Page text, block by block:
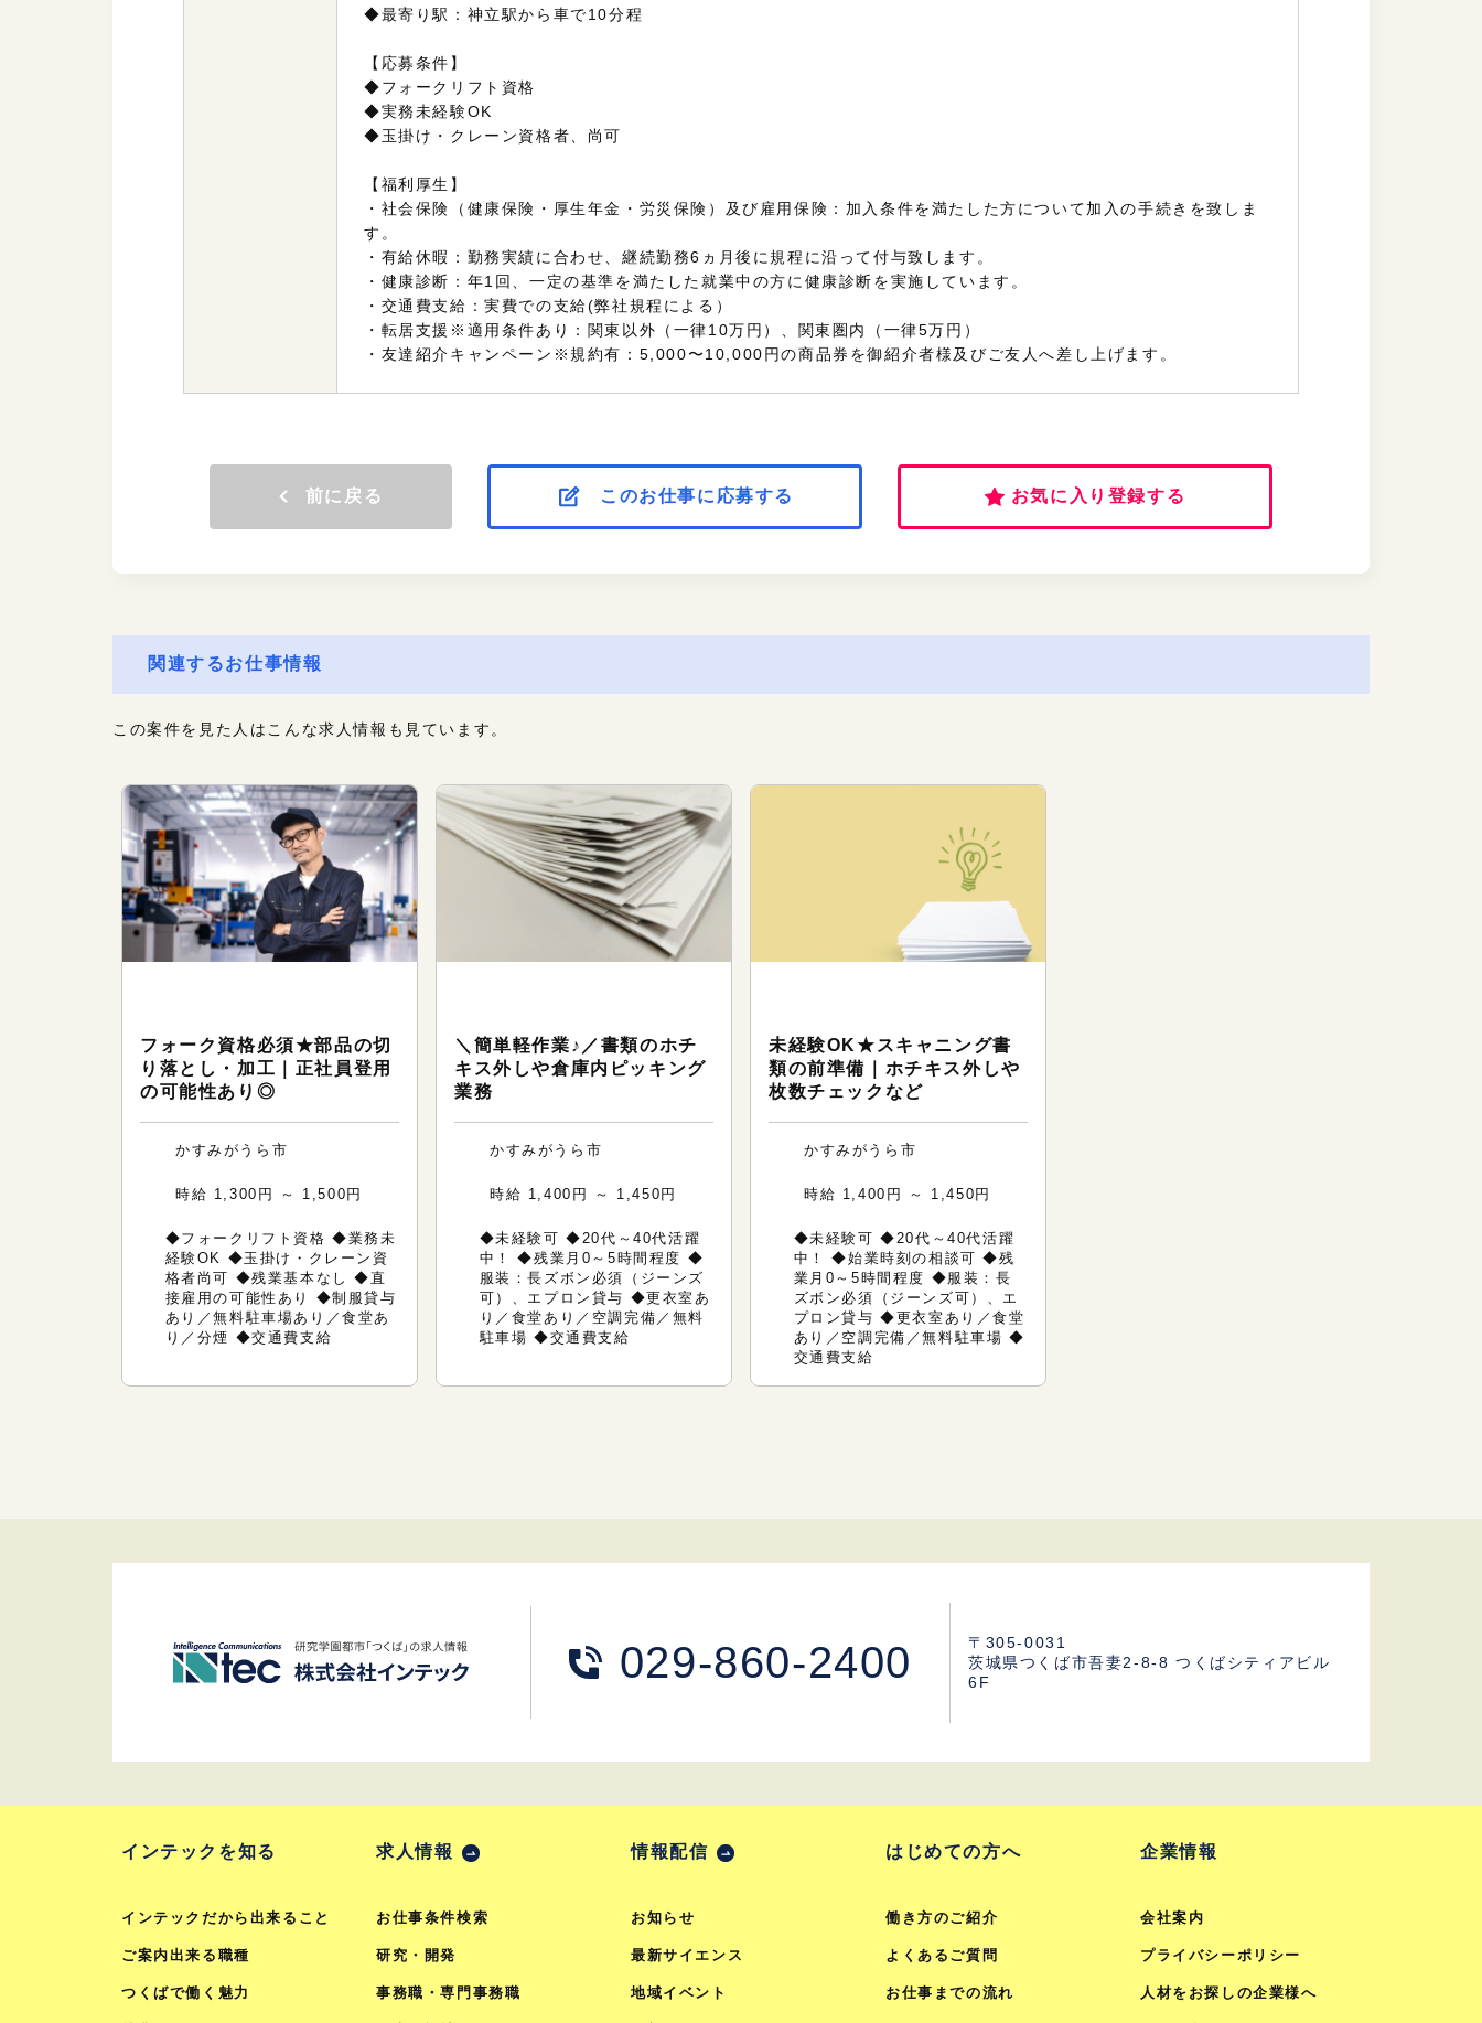
◆最寄り駅：神立駅から車で10分程
【応募条件】
◆フォークリフト資格
◆実務未経験OK
◆玉掛け・クレーン資格者、尚可
【福利厚生】
・社会保険（健康保険・厚生年金・労災保険）及び雇用保険：加入条件を満たした方について加入の手続きを致しま
す。
・有給休暇：勤務実績に合わせ、継続勤務6ヵ月後に規程に沿って付与致します。
・健康診断：年1回、一定の基準を満たした就業中の方に健康診断を実施しています。
・交通費支給：実費での支給(弊社規程による）
・転居支援※適用条件あり：関東以外（一律10万円）、関東圏内（一律5万円）
・友達紹介キャンペーン※規約有：5,000〜10,000円の商品券を御紹介者様及びご友人へ差し上げます。
前に戻る このお仕事に応募する お気に入り登録する
関連するお仕事情報
この案件を見た人はこんな求人情報も見ています。
フォーク資格必須★部品の切
り落とし・加工｜正社員登用
の可能性あり◎
かすみがうら市
時給 1,300円 ～ 1,500円
◆フォークリフト資格 ◆業務未
経験OK ◆玉掛け・クレーン資
格者尚可 ◆残業基本なし ◆直
接雇用の可能性あり ◆制服貸与
あり／無料駐車場あり／食堂あ
り／分煙 ◆交通費支給
＼簡単軽作業♪／書類のホチ
キス外しや倉庫内ピッキング
業務
かすみがうら市
時給 1,400円 ～ 1,450円
◆未経験可 ◆20代～40代活躍
中！ ◆残業月0～5時間程度 ◆
服装：長ズボン必須（ジーンズ
可）、エプロン貸与 ◆更衣室あ
り／食堂あり／空調完備／無料
駐車場 ◆交通費支給
未経験OK★スキャニング書
類の前準備｜ホチキス外しや
枚数チェックなど
かすみがうら市
時給 1,400円 ～ 1,450円
◆未経験可 ◆20代～40代活躍
中！ ◆始業時刻の相談可 ◆残
業月0～5時間程度 ◆服装：長
ズボン必須（ジーンズ可）、エ
プロン貸与 ◆更衣室あり／食堂
あり／空調完備／無料駐車場 ◆
交通費支給
029-860-2400
〒305-0031
茨城県つくば市吾妻2-8-8 つくばシティアビル
6F
インテックを知る
インテックだから出来ること
ご案内出来る職種
つくばで働く魅力
求人情報
お仕事条件検索
研究・開発
事務職・専門事務職
情報配信
お知らせ
最新サイエンス
地域イベント
はじめての方へ
働き方のご紹介
よくあるご質問
お仕事までの流れ
企業情報
会社案内
プライバシーポリシー
人材をお探しの企業様へ